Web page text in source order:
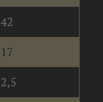
42
17
2,5